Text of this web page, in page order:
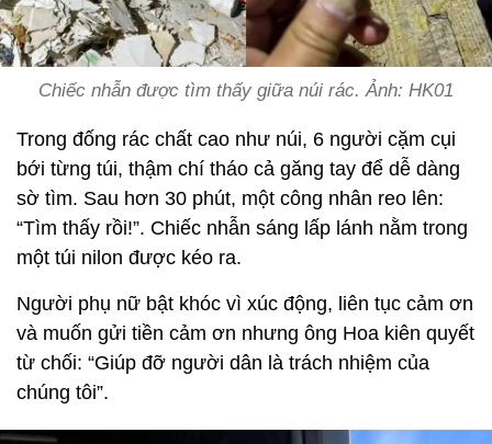
Chiếc nhẫn được tìm thấy giữa núi rác. Ảnh: HK01
Trong đống rác chất cao như núi, 6 người cặm cụi
bới từng túi, thậm chí tháo cả găng tay để dễ dàng
sờ tìm. Sau hơn 30 phút, một công nhân reo lên:
“Tìm thấy rồi!”. Chiếc nhẫn sáng lấp lánh nằm trong
một túi nilon được kéo ra.
Người phụ nữ bật khóc vì xúc động, liên tục cảm ơn
và muốn gửi tiền cảm ơn nhưng ông Hoa kiên quyết
từ chối: “Giúp đỡ người dân là trách nhiệm của
chúng tôi”.